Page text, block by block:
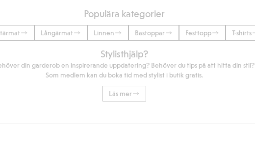
Populära kategorier
Långärmat Linnen Bastoppar Festtopp T-shirts
Stylisthjälp?
din garderob en inspirerande uppdatering? Behöver du tips på att hitta din stil?
Som medlem kan du boka tid med stylist i butik gratis.
Läs mer